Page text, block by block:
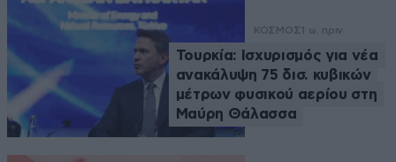
ΚΟΣΜΟΣ 1 ω. πριν
Τουρκία: Ισχυρισμός για νέα
ανακάλυψη 75 δισ. κυβικών
μέτρων φυσικού αερίου στη
Μαύρη Θάλασσα